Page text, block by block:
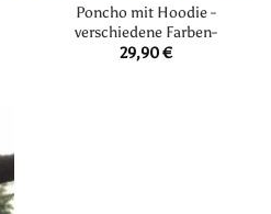
Poncho mit Hoodie -
verschiedene Farben-
29,90€